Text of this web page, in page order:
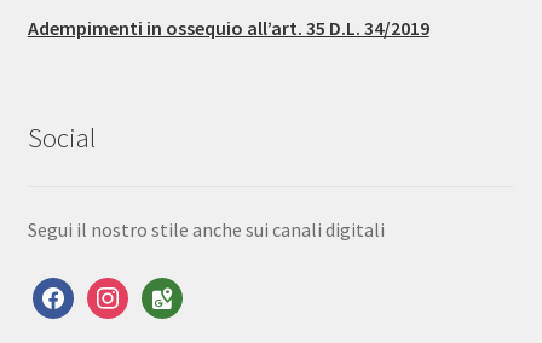
Adempimenti in ossequio all’art. 35 D.L. 34/2019
Social
Segui il nostro stile anche sui canali digitali
facebookinstagram
google-
maps